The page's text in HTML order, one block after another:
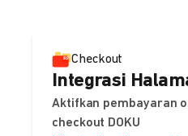
Checkout
Integrasi
Aktifkan pembayaran
checkout DOKU